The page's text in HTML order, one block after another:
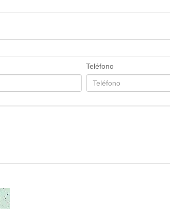
Teléfono